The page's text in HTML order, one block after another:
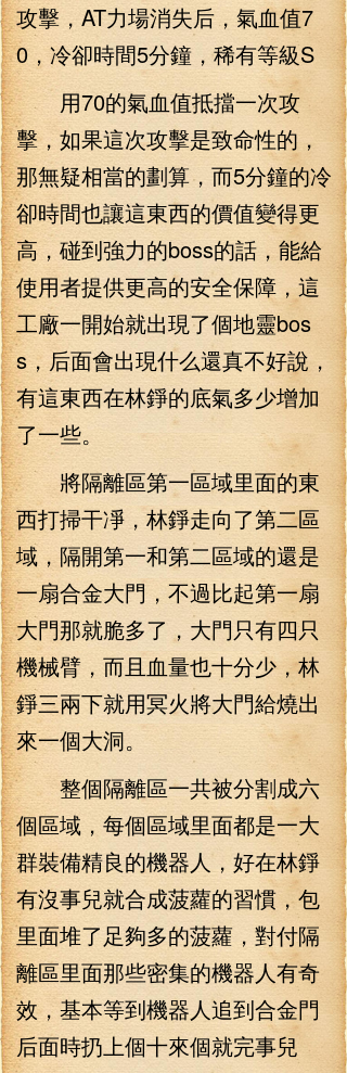
攻擊，AT力場消失后，氣血值7
0，冷卻時間5分鐘，稀有等級S
用70的氣血值抵擋一次攻
擊，如果這次攻擊是致命性的，
那無疑相當的劃算，而5分鐘的冷
卻時間也讓這東西的價值變得更
高，碰到強力的boss的話，能給
使用者提供更高的安全保障，這
工廠一開始就出現了個地靈bos
s，后面會出現什么還真不好說，
有這東西在林錚的底氣多少增加
了一些。
將隔離區第一區域里面的東
西打掃干凈，林錚走向了第二區
域，隔開第一和第二區域的還是
一扇合金大門，不過比起第一扇
大門那就脆多了，大門只有四只
機械臂，而且血量也十分少，林
錚三兩下就用冥火將大門給燒出
來一個大洞。
整個隔離區一共被分割成六
個區域，每個區域里面都是一大
群裝備精良的機器人，好在林錚
有沒事兒就合成菠蘿的習慣，包
里面堆了足夠多的菠蘿，對付隔
離區里面那些密集的機器人有奇
效，基本等到機器人追到合金門
后面時扔上個十來個就完事兒